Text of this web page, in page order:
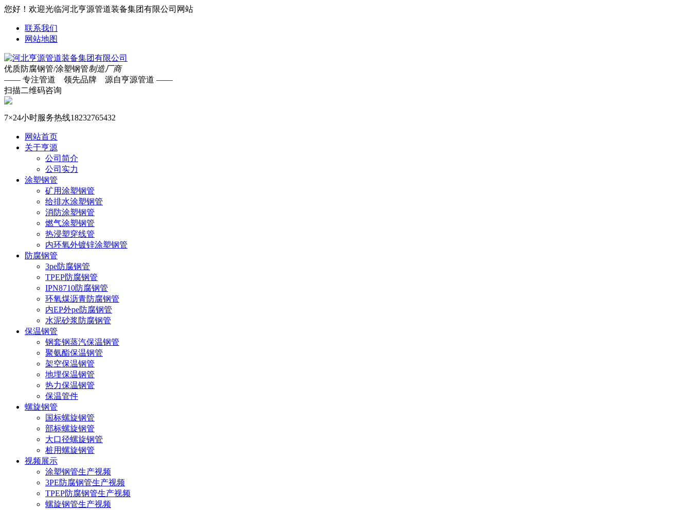
您好！欢迎光临河北亨源管道装备集团有限公司网站
联系我们
网站地图
优质防腐钢管/涂塑钢管制造厂商
—— 专注管道 领先品牌 源自亨源管道 ——
扫描二维码咨询
7×24小时服务热线18232765432
网站首页
关于亨源
公司简介
公司实力
涂塑钢管
矿用涂塑钢管
给排水涂塑钢管
消防涂塑钢管
燃气涂塑钢管
热浸塑穿线管
内环氧外镀锌涂塑钢管
防腐钢管
3pe防腐钢管
TPEP防腐钢管
IPN8710防腐钢管
环氧煤沥青防腐钢管
内EP外pe防腐钢管
水泥砂浆防腐钢管
保温钢管
钢套钢蒸汽保温钢管
聚氨酯保温钢管
架空保温钢管
地埋保温钢管
热力保温钢管
保温管件
螺旋钢管
国标螺旋钢管
部标螺旋钢管
大口径螺旋钢管
桩用螺旋钢管
视频展示
涂塑钢管生产视频
3PE防腐钢管生产视频
TPEP防腐钢管生产视频
螺旋钢管生产视频